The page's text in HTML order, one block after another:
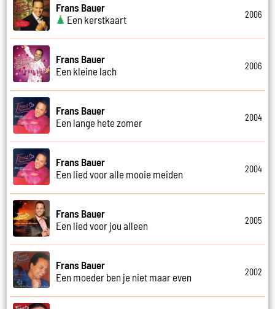
Frans Bauer
Een kerstkaart
2006
Frans Bauer
Een kleine lach
2006
Frans Bauer
Een lange hete zomer
2004
Frans Bauer
Een lied voor alle mooie meiden
2004
Frans Bauer
Een lied voor jou alleen
2005
Frans Bauer
Een moeder ben je niet maar even
2002